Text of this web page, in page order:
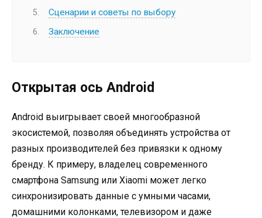
Сценарии и советы по выбору
Заключение
Открытая ось Android
Android выигрывает своей многообразной
экосистемой, позволяя объединять устройства от
разных производителей без привязки к одному
бренду. К примеру, владелец современного
смартфона Samsung или Xiaomi может легко
синхронизировать данные с умными часами,
домашними колонками, телевизором и даже